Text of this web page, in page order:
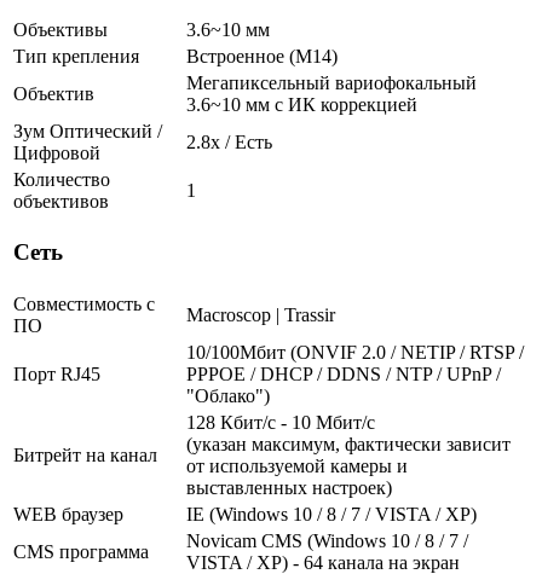
Объективы
3.6~10 мм
Тип крепления
Встроенное (М14)
Объектив
Мегапиксельный вариофокальный
3.6~10 мм c ИК коррекцией
Зум Оптический /
Цифровой
2.8x / Есть
Количество
объективов
1
Сеть
Совместимость с
ПО
Macroscop | Trassir
Порт RJ45
10/100Мбит (ONVIF 2.0 / NETIP / RTSP /
PPPOE / DHCP / DDNS / NTP / UPnP /
"Облако")
Битрейт на канал
128 Кбит/с - 10 Мбит/с
(указан максимум, фактически зависит
от используемой камеры и
выставленных настроек)
WEB браузер
IE (Windows 10 / 8 / 7 / VISTA / XP)
CMS программа
Novicam CMS (Windows 10 / 8 / 7 /
VISTA / XP) - 64 канала на экран